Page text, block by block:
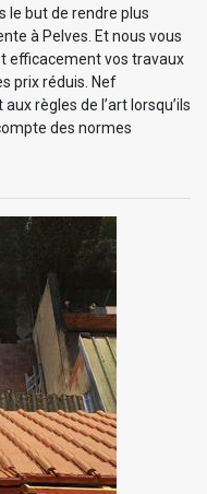
le but de rendre plus
à Pelves. Et nous vous
efficacement vos travaux
prix réduis. Nef
règles de l’art lorsqu’ils
des normes